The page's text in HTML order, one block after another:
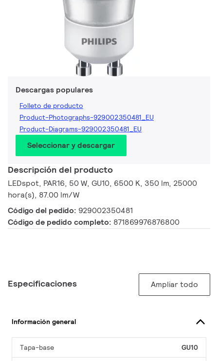
Descargas populares
Folleto de producto
Product-Photographs-929002350481_EU
Product-Diagrams-929002350481_EU
Seleccionar y descargar
Descripción del producto
LEDspot, PAR16, 50 W, GU10, 6500 K, 350 lm, 25000
hora(s), 87.00 lm/W
Código del pedido: 929002350481
Código de pedido completo: 871869976876800
Especificaciones Ampliar todo
Información general
Tapa-base GU10